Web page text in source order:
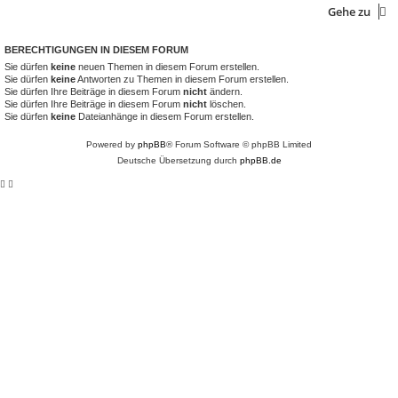
Gehe zu
BERECHTIGUNGEN IN DIESEM FORUM
Sie dürfen keine neuen Themen in diesem Forum erstellen.
Sie dürfen keineAntworten zu Themen in diesem Forum erstellen.
Sie dürfen Ihre Beiträge in diesem Forum nicht ändern.
Sie dürfen Ihre Beiträge in diesem Forum nicht löschen.
Sie dürfen keine Dateianhänge in diesem Forum erstellen.
Powered by phpBB® Forum Software © phpBB Limited
Deutsche Übersetzung durch phpBB.de